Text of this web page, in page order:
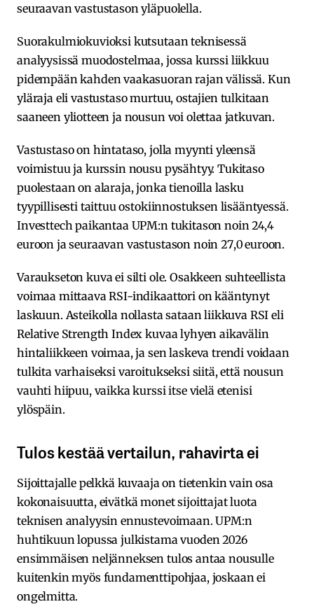
seuraavan vastustason yläpuolella.
Suorakulmiokuvioksi kutsutaan teknisessä
analyysissä muodostelmaa, jossa kurssi liikkuu
pidempään kahden vaakasuoran rajan välissä. Kun
yläraja eli vastustaso murtuu, ostajien tulkitaan
saaneen yliotteen ja nousun voi olettaa jatkuvan.
Vastustaso on hintataso, jolla myynti yleensä
voimistuu ja kurssin nousu pysähtyy. Tukitaso
puolestaan on alaraja, jonka tienoilla lasku
tyypillisesti taittuu ostokiinnostuksen lisääntyessä.
Investtech paikantaa UPM:n tukitason noin 24,4
euroon ja seuraavan vastustason noin 27,0 euroon.
Varaukseton kuva ei silti ole. Osakkeen suhteellista
voimaa mittaava RSI-indikaattori on kääntynyt
laskuun. Asteikolla nollasta sataan liikkuva RSI eli
Relative Strength Index kuvaa lyhyen aikavälin
hintaliikkeen voimaa, ja sen laskeva trendi voidaan
tulkita varhaiseksi varoitukseksi siitä, että nousun
vauhti hiipuu, vaikka kurssi itse vielä etenisi
ylöspäin.
Tulos kestää vertailun, rahavirta ei
Sijoittajalle pelkkä kuvaaja on tietenkin vain osa
kokonaisuutta, eivätkä monet sijoittajat luota
teknisen analyysin ennustevoimaan. UPM:n
huhtikuun lopussa julkistama vuoden 2026
ensimmäisen neljänneksen tulos antaa nousulle
kuitenkin myös fundamenttipohjaa, joskaan ei
ongelmitta.